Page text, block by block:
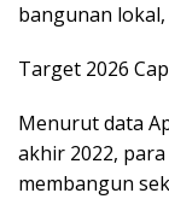
bangunan
Target 2026
Menurut data
akhir 2022,
membangun